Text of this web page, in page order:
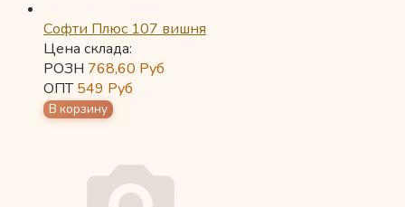
Софти Плюс 107 вишня
Цена склада:
РОЗН 768,60 Руб
ОПТ549 Руб